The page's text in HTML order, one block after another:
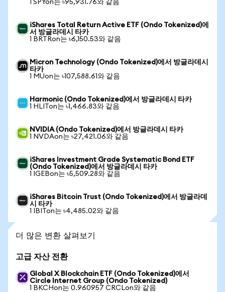
1 SPYon는 ৳95,931.76와 같음
iShares Total Return Active ETF (Ondo Tokenized)에
서 방글라데시 타카
1 BRTRon는 ৳6,150.53와 같음
Micron Technology (Ondo Tokenized)에서 방글라데시
타카
1 MUon는 ৳107,588.61와 같음
Harmonic (Ondo Tokenized)에서 방글라데시 타카
1 HLITon는 ৳1,466.83와 같음
NVIDIA (Ondo Tokenized)에서 방글라데시 타카
1 NVDAon는 ৳27,421.06와 같음
iShares Investment Grade Systematic Bond ETF
(Ondo Tokenized)에서 방글라데시 타카
1 IGEBon는 ৳5,509.28와 같음
iShares Bitcoin Trust (Ondo Tokenized)에서 방글라데
시 타카
1 IBITon는 ৳4,485.02와 같음
더 많은 변환 살펴보기
고급 자산 전환
Global X Blockchain ETF (Ondo Tokenized)에서
Circle Internet Group (Ondo Tokenized)
1 BKCHon는 0.960957 CRCLon와 같음